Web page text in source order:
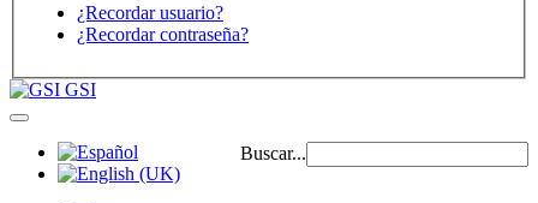
¿Recordar usuario?
¿Recordar contraseña?
GSI
Buscar...